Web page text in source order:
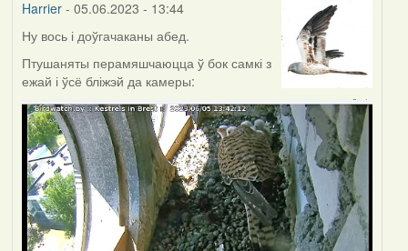
Harrier- 05.06.2023 - 13:44
Ну вось і доўгачаканы абед.
Птушаняты перамяшчаюцца ў бок самкі з
ежай і ўсё бліжэй да камеры: